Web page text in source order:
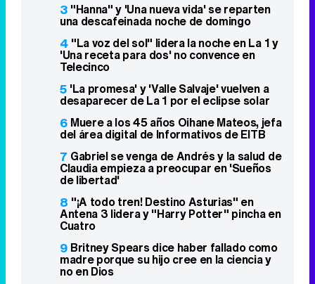
3 "Hanna" y 'Una nueva vida' se reparten
una descafeinada noche de domingo
4 "La voz del sol" lidera la noche en La 1 y
'Una receta para dos' no convence en
Telecinco
5 'La promesa' y 'Valle Salvaje' vuelven a
desaparecer de La 1 por el eclipse solar
6 Muere a los 45 años Oihane Mateos, jefa
del área digital de Informativos de EITB
7 Gabriel se venga de Andrés y la salud de
Claudia empieza a preocupar en 'Sueños
de libertad'
8 "¡A todo tren! Destino Asturias" en
Antena 3 lidera y "Harry Potter" pincha en
Cuatro
9 Britney Spears dice haber fallado como
madre porque su hijo cree en la ciencia y
no en Dios